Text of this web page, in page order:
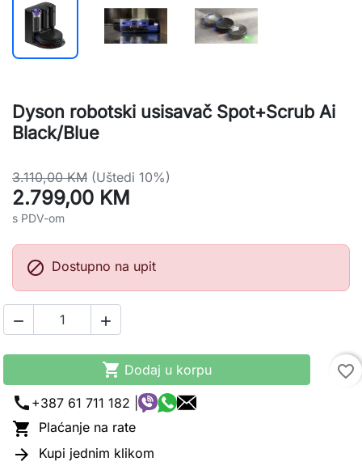
Dyson robotski usisavač Spot+Scrub Ai
Black/Blue
3.110,00 KM (Uštedi 10%)
2.799,00 KM
s PDV-om
 Dostupno na upit
 
 Dodaj u korpu
favorite_border
call +387 61 711 182 |
 Plaćanje na rate
 Kupi jednim klikom